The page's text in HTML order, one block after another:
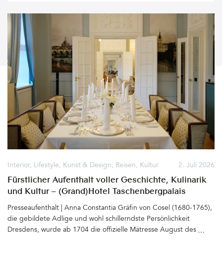
2. Juli 2026
Interior, Lifestyle, Kunst & Design, Reisen, Kultur
Fürstlicher Aufenthalt voller Geschichte, Kulinarik
und Kultur – (Grand)Hotel Taschenbergpalais
Kempinski Dresden
Presseaufenthalt | Anna Constantia Gräfin von Cosel (1680-1765),
die gebildete Adlige und wohl schillerndste Persönlichkeit
Dresdens, wurde ab 1704 die offizielle Mätresse August des